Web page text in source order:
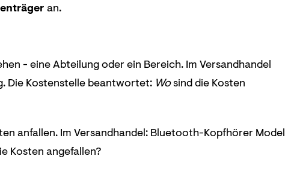
an.
- eine Abteilung oder ein Bereich. Im Versandhandel
Die Kostenstelle beantwortet: Wosind die Kosten
anfallen. Im Versandhandel: Bluetooth-Kopfhörer
Kosten angefallen?